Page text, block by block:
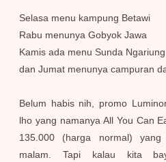
Selasa menu kampung Betawi
Rabu menunya Gobyok Jawa
Kamis ada menu Sunda Ngariung
dan Jumat menunya campuran
Belum habis nih, promo
lho yang namanya All You Can
135.000 (harga normal)
malam. Tapi kalau kita